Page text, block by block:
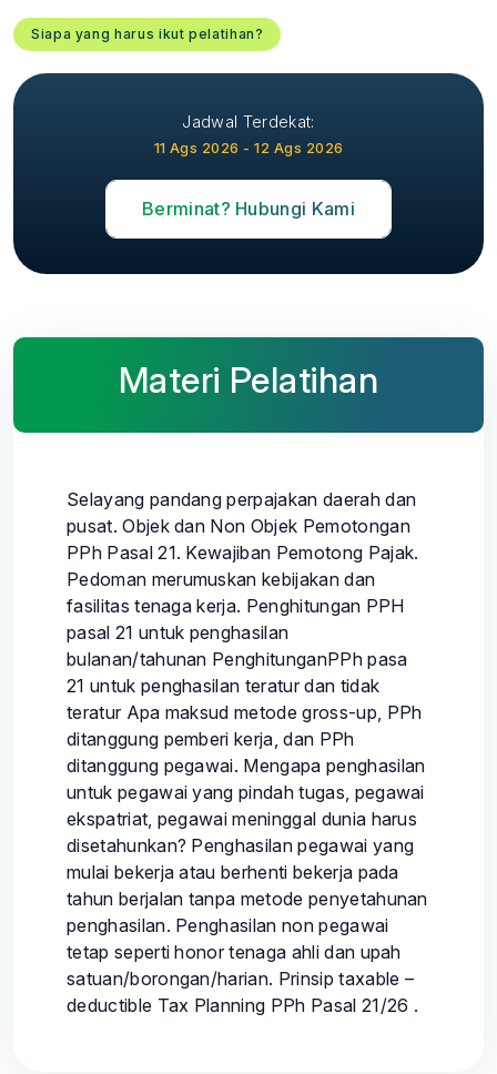
Siapa yang harus ikut pelatihan?
Jadwal Terdekat:
11 Ags 2026 - 12 Ags 2026
Berminat? Hubungi Kami
Materi Pelatihan
Selayang pandang perpajakan daerah dan
pusat. Objek dan Non Objek Pemotongan
PPh Pasal 21. Kewajiban Pemotong Pajak.
Pedoman merumuskan kebijakan dan
fasilitas tenaga kerja. Penghitungan PPH
pasal 21 untuk penghasilan
bulanan/tahunan PenghitunganPPh pasa
21 untuk penghasilan teratur dan tidak
teratur Apa maksud metode gross-up, PPh
ditanggung pemberi kerja, dan PPh
ditanggung pegawai. Mengapa penghasilan
untuk pegawai yang pindah tugas, pegawai
ekspatriat, pegawai meninggal dunia harus
disetahunkan? Penghasilan pegawai yang
mulai bekerja atau berhenti bekerja pada
tahun berjalan tanpa metode penyetahunan
penghasilan. Penghasilan non pegawai
tetap seperti honor tenaga ahli dan upah
satuan/borongan/harian. Prinsip taxable –
deductible Tax Planning PPh Pasal 21/26 .